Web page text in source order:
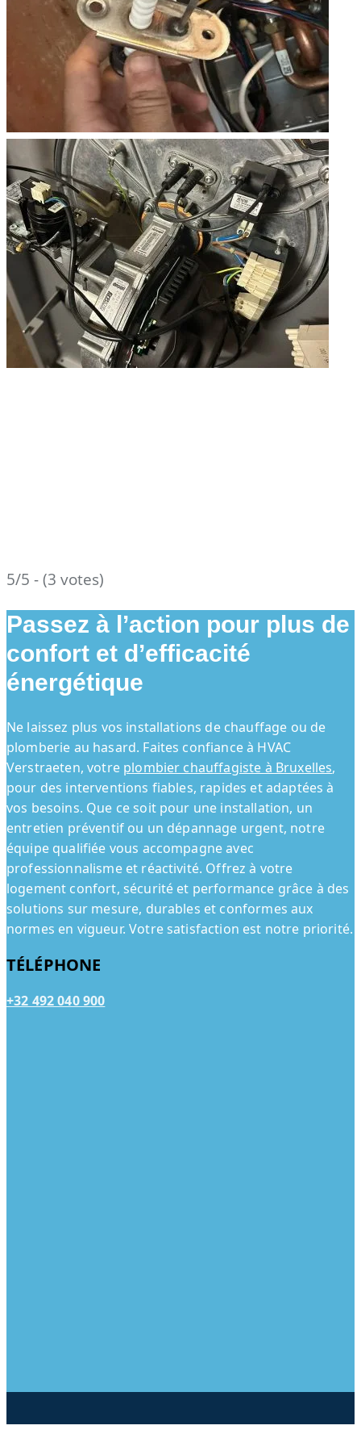
5/5 - (3 votes)
Passez à l’action pour plus de
confort et d’efficacité
énergétique
Ne laissez plus vos installations de chauffage ou de
plomberie au hasard. Faites confiance à HVAC
Verstraeten, votre plombier chauffagiste à Bruxelles,
pour des interventions fiables, rapides et adaptées à
vos besoins. Que ce soit pour une installation, un
entretien préventif ou un dépannage urgent, notre
équipe qualifiée vous accompagne avec
professionnalisme et réactivité. Offrez à votre
logement confort, sécurité et performance grâce à des
solutions sur mesure, durables et conformes aux
normes en vigueur. Votre satisfaction est notre priorité.
TÉLÉPHONE
+32 492 040 900